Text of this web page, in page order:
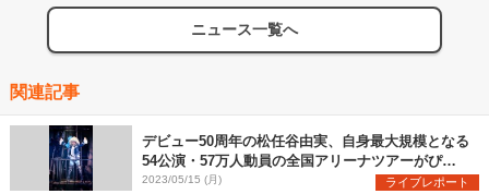
ニュース一覧へ
関連記事
デビュー50周年の松任谷由実、自身最大規模となる
54公演・57万人動員の全国アリーナツアーがぴあ
アリーナMMで開幕
2023/05/15 (月) ライブレポート